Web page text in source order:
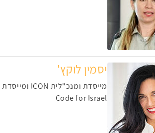
יסמין לוקץ'
מייסדת ומנכ"לית ICON ומייסדת ויו"ר
Code for Israel